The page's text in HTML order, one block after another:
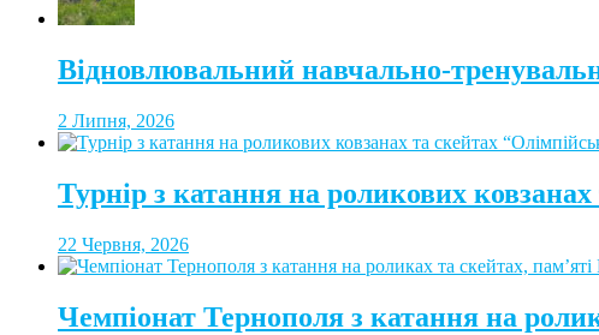
Відновлювальний навчально-
2 Липня, 2026
Турнір з катання на роликових
22 Червня, 2026
Чемпіонат Тернополя з катання на